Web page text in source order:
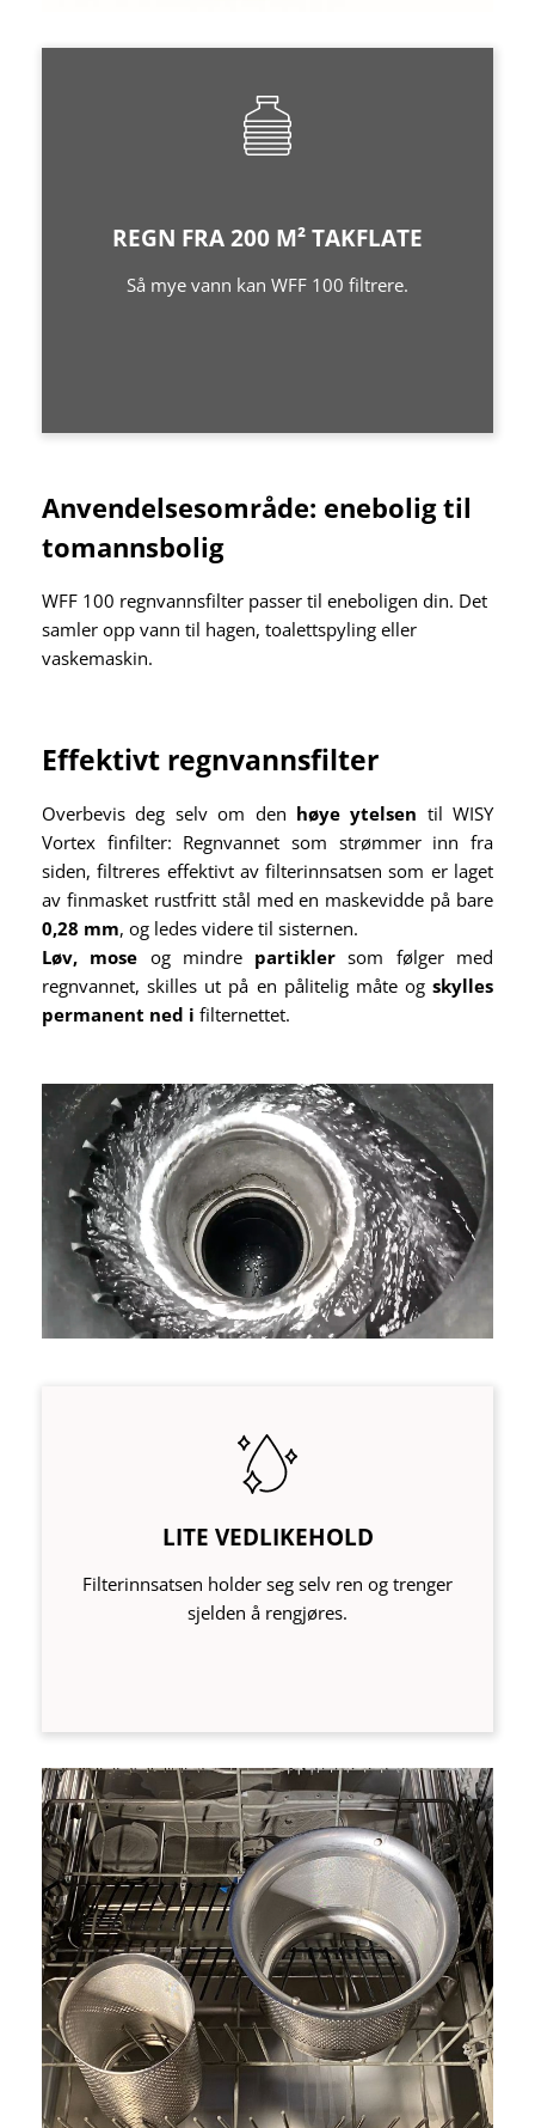
REGN FRA 200 M² TAKFLATE
Så mye vann kan WFF 100 filtrere.
Anvendelsesområde: enebolig til
tomannsbolig
WFF 100 regnvannsfilter passer til eneboligen din. Det
samler opp vann til hagen, toalettspyling eller
vaskemaskin.
Effektivt regnvannsfilter
Overbevis deg selv om den høye ytelsen til WISY
Vortex finfilter: Regnvannet som strømmer inn fra
siden, filtreres effektivt av filterinnsatsen som er laget
av finmasket rustfritt stål med en maskevidde på bare
0,28 mm, og ledes videre til sisternen.
Løv, mose og mindre partikler som følger med
regnvannet, skilles ut på en pålitelig måte og skylles
permanent ned i filternettet.
LITE VEDLIKEHOLD
Filterinnsatsen holder seg selv ren og trenger
sjelden å rengjøres.